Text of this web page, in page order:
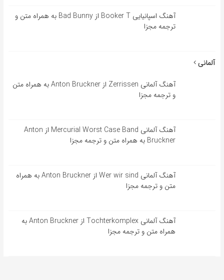
آهنگ اسپانیایی Booker T از Bad Bunny به همراه متن و
ترجمه مجزا
آلمانی
آهنگ آلمانی Zerrissen از Anton Bruckner به همراه متن
و ترجمه مجزا
آهنگ آلمانی Mercurial Worst Case Band از Anton
Bruckner به همراه متن و ترجمه مجزا
آهنگ آلمانی Wer wir sind از Anton Bruckner به همراه
متن و ترجمه مجزا
آهنگ آلمانی Tochterkomplex از Anton Bruckner به
همراه متن و ترجمه مجزا